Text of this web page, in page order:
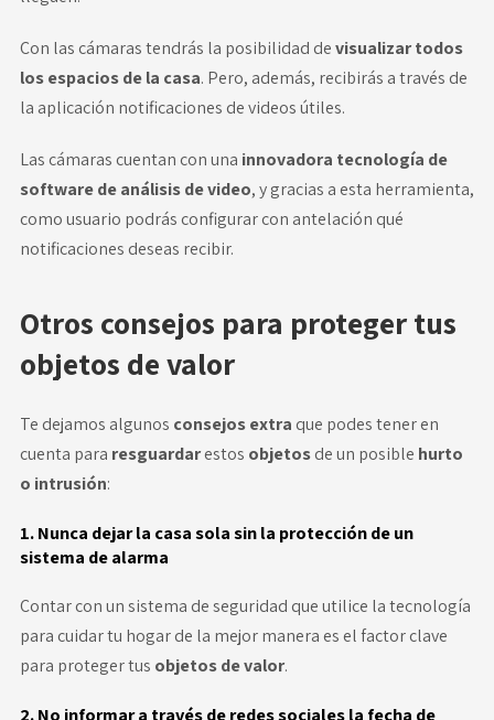
Con las cámaras tendrás la posibilidad devisualizar todos
los espacios de la casa. Pero, además, recibirás a través de
la aplicación notificaciones de videos útiles.
Las cámaras cuentan con una innovadora tecnología de
software de análisis de video, y gracias a esta herramienta,
como usuario podrás configurar con antelación qué
notificaciones deseas recibir.
Otros consejos para proteger tus
objetos de valor
Te dejamos algunos consejos extra que podes tener en
cuenta para resguardarestos objetosde un posible hurto
o intrusión:
1. Nunca dejar la casa sola sin la protección de un
sistema de alarma
Contar con un sistema de seguridad que utilice la tecnología
para cuidar tu hogar de la mejor manera es el factor clave
para proteger tus objetos de valor.
2. No informar a través de redes sociales la fecha de